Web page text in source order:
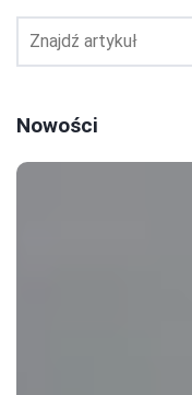
Nowości